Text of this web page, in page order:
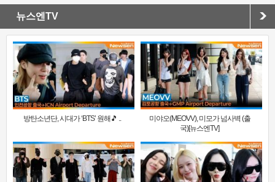
뉴스엔TV
방탄소년단, 시대가 ‘BTS’ 원해🎵 ..
미야오(MEOVV), 미모가 넘사벽 (출
국)[뉴스엔TV]